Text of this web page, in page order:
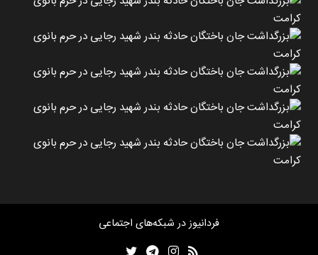
فردانیوز در شبکه‌های اجتماعی